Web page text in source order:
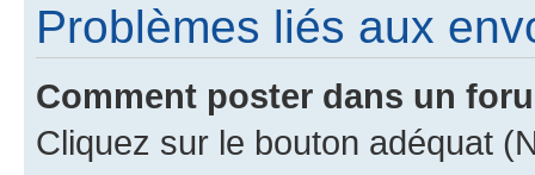
Problèmes liés aux
Comment poster dans un
Cliquez sur le bouton adéquat